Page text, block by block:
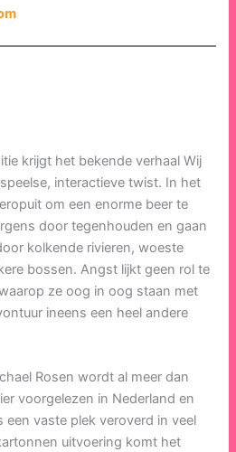
krijgt het bekende verhaal Wij
interactieve twist. In het
om een enorme beer te
door tegenhouden en gaan
kolkende rivieren, woeste
bossen. Angst lijkt geen rol te
ze oog in oog staan met
ineens een heel andere
Rosen wordt al meer dan
voorgelezen in Nederland en
een vaste plek veroverd in veel
uitvoering komt het